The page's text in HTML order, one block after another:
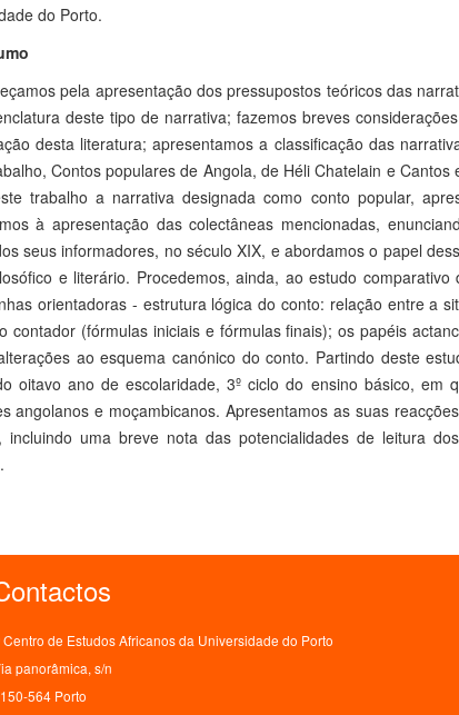
do Porto.
pela apresentação dos pressupostos teóricos das
deste tipo de narrativa; fazemos breves
desta literatura; apresentamos a classificação das
Contos populares de Angola, de Héli Chatelain e
trabalho a narrativa designada como conto popular,
à apresentação das colectâneas mencionadas,
seus informadores, no século XIX, e abordamos o papel
e literário. Procedemos, ainda, ao estudo
orientadoras - estrutura lógica do conto: relação entre a
contador (fórmulas iniciais e fórmulas finais); os papéis
ao esquema canónico do conto. Partindo deste
oitavo ano de escolaridade, 3º ciclo do ensino básico,
angolanos e moçambicanos. Apresentamos as suas
incluindo uma breve nota das potencialidades de leitura
Centro de Estudos Africanos da Universidade do Porto
panorâmica, s/n
564 Porto